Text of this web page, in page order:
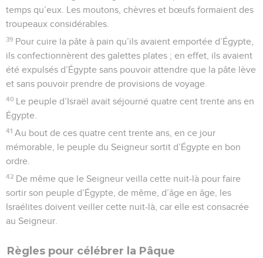
temps qu’eux. Les moutons, chèvres et bœufs formaient des
troupeaux considérables.
39 Pour cuire la pâte à pain qu’ils avaient emportée d’Égypte,
ils confectionnèrent des galettes plates ; en effet, ils avaient
été expulsés d’Égypte sans pouvoir attendre que la pâte lève
et sans pouvoir prendre de provisions de voyage.
40 Le peuple d’Israël avait séjourné quatre cent trente ans en
Égypte.
41 Au bout de ces quatre cent trente ans, en ce jour
mémorable, le peuple du Seigneur sortit d’Égypte en bon
ordre.
42 De même que le Seigneur veilla cette nuit-là pour faire
sortir son peuple d’Égypte, de même, d’âge en âge, les
Israélites doivent veiller cette nuit-là, car elle est consacrée
au Seigneur.
Règles pour célébrer la Pâque